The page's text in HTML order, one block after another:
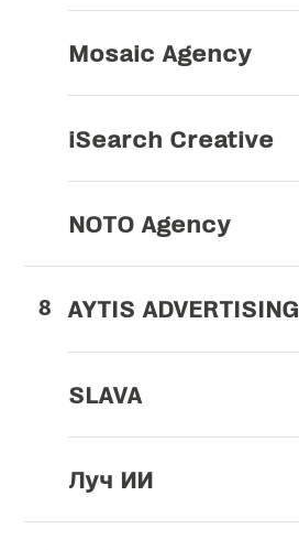
Mosaic Agency
iSearch Creative
NOTO Agency
AYTIS ADVERTISING
SLAVA
Луч ИИ